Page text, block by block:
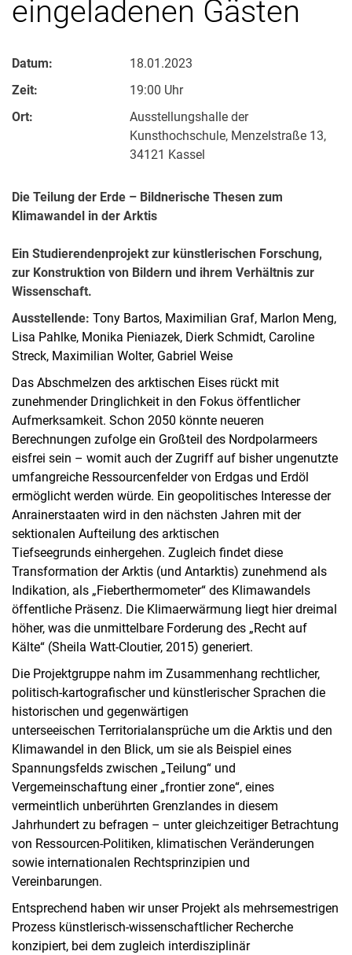
eingeladenen Gästen
Datum:
18.01.2023
Zeit:
19:00 Uhr
Ort:
Ausstellungshalle der
Kunsthochschule, Menzelstraße 13,
34121 Kassel
Die Teilung der Erde – Bildnerische Thesen zum
Klimawandel in der Arktis
Ein Studierendenprojekt zur künstlerischen Forschung,
zur Konstruktion von Bildern und ihrem Verhältnis zur
Wissenschaft.
Ausstellende: Tony Bartos, Maximilian Graf, Marlon Meng,
Lisa Pahlke, Monika Pieniazek, Dierk Schmidt, Caroline
Streck, Maximilian Wolter, Gabriel Weise
Das Abschmelzen des arktischen Eises rückt mit
zunehmender Dringlichkeit in den Fokus öffentlicher
Aufmerksamkeit. Schon 2050 könnte neueren
Berechnungen zufolge ein Großteil des Nordpolarmeers
eisfrei sein – womit auch der Zugriff auf bisher ungenutzte
umfangreiche Ressourcenfelder von Erdgas und Erdöl
ermöglicht werden würde. Ein geopolitisches Interesse der
Anrainerstaaten wird in den nächsten Jahren mit der
sektionalen Aufteilung des arktischen
Tiefseegrunds einhergehen. Zugleich findet diese
Transformation der Arktis (und Antarktis) zunehmend als
Indikation, als „Fieberthermometer“ des Klimawandels
öffentliche Präsenz. Die Klimaerwärmung liegt hier dreimal
höher, was die unmittelbare Forderung des „Recht auf
Kälte“ (Sheila Watt-Cloutier, 2015) generiert.
Die Projektgruppe nahm im Zusammenhang rechtlicher,
politisch-kartografischer und künstlerischer Sprachen die
historischen und gegenwärtigen
unterseeischen Territorialansprüche um die Arktis und den
Klimawandel in den Blick, um sie als Beispiel eines
Spannungsfelds zwischen „Teilung“ und
Vergemeinschaftung einer „frontier zone“, eines
vermeintlich unberührten Grenzlandes in diesem
Jahrhundert zu befragen – unter gleichzeitiger Betrachtung
von Ressourcen-Politiken, klimatischen Veränderungen
sowie internationalen Rechtsprinzipien und
Vereinbarungen.
Entsprechend haben wir unser Projekt als mehrsemestrigen
Prozess künstlerisch-wissenschaftlicher Recherche
konzipiert, bei dem zugleich interdisziplinär